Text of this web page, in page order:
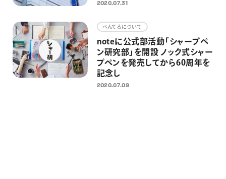
2020.07.31
ぺんてるについて
noteに公式部活動「シャープペ
ン研究部」を開設 ノック式シャー
プペンを発売してから60周年を
記念し
2020.07.09